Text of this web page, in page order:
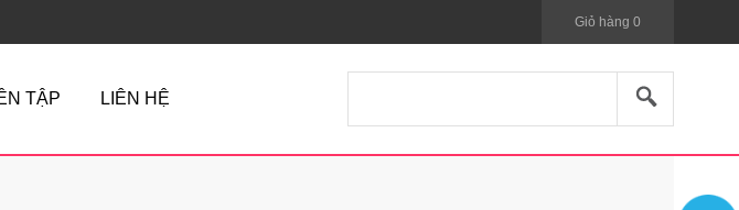
Giỏ hàng 0
TẬP LIÊN HỆ